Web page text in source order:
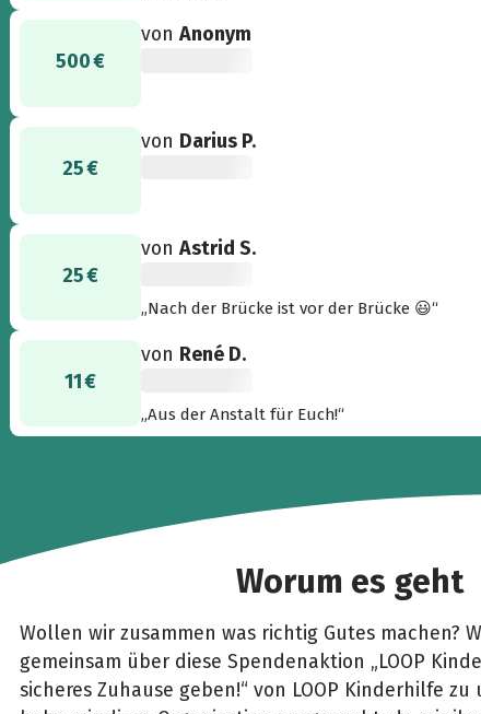
500 €
vonAnonym
25 €
von Darius P.
25 €
vonAstrid S.
„Nach der Brücke ist vor der Brücke 😃“
11 €
von René D.
„Aus der Anstalt für Euch!“
Worum es geht
Wollen wir zusammen was richtig Gutes machen?
gemeinsam über diese Spendenaktion „LOOP
sicheres Zuhause geben!“ von LOOP Kinderhilfe